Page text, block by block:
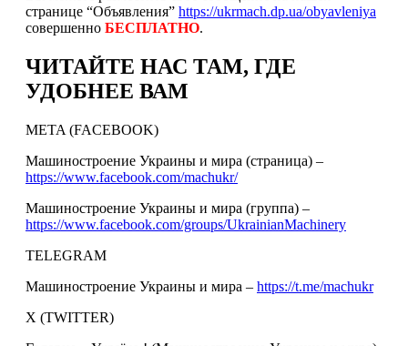
странице “Объявления” https://ukrmach.dp.ua/obyavleniya
совершенно БЕСПЛАТНО.
ЧИТАЙТЕ НАС ТАМ, ГДЕ
УДОБНЕЕ ВАМ
META (FACEBOOK)
Машиностроение Украины и мира (страница) –
https://www.facebook.com/machukr/
Машиностроение Украины и мира (группа) –
https://www.facebook.com/groups/UkrainianMachinery
TELEGRAM
Машиностроение Украины и мира – https://t.me/machukr
Х (TWITTER)